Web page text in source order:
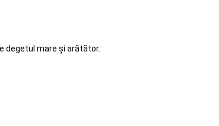
degetul mare și arătător.